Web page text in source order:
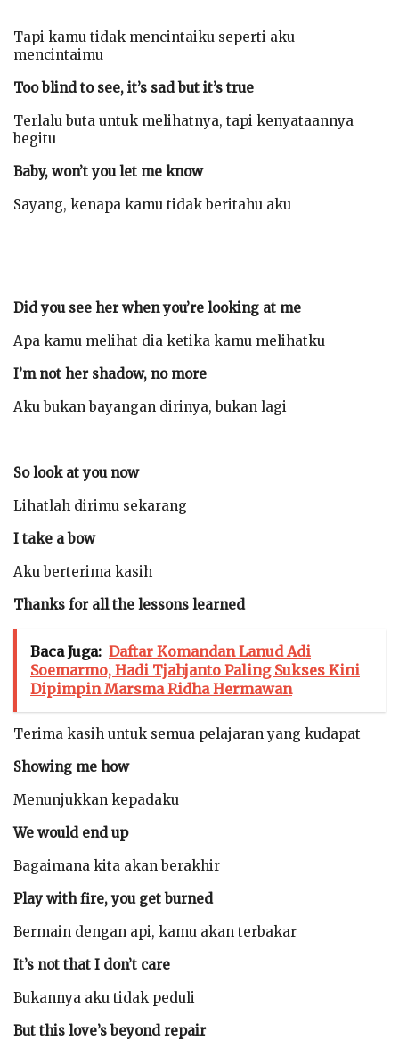
Tapi kamu tidak mencintaiku seperti aku
mencintaimu
Too blind to see, it’s sad but it’s true
Terlalu buta untuk melihatnya, tapi kenyataannya
begitu
Baby, won’t you let me know
Sayang, kenapa kamu tidak beritahu aku
Did you see her when you’re looking at me
Apa kamu melihat dia ketika kamu melihatku
I’m not her shadow, no more
Aku bukan bayangan dirinya, bukan lagi
So look at you now
Lihatlah dirimu sekarang
I take a bow
Aku berterima kasih
Thanks for all the lessons learned
Baca Juga: Daftar Komandan Lanud Adi
Soemarmo, Hadi Tjahjanto Paling Sukses Kini
Dipimpin Marsma Ridha Hermawan
Terima kasih untuk semua pelajaran yang kudapat
Showing me how
Menunjukkan kepadaku
We would end up
Bagaimana kita akan berakhir
Play with fire, you get burned
Bermain dengan api, kamu akan terbakar
It’s not that I don’t care
Bukannya aku tidak peduli
But this love’s beyond repair